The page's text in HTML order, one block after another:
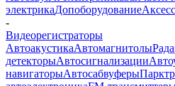
электрикаДопоборудование
-
Видеорегистраторы
АвтоакустикаАвтомагнитолы
детекторыАвтосигнализации
навигаторыАвтосабвуферы